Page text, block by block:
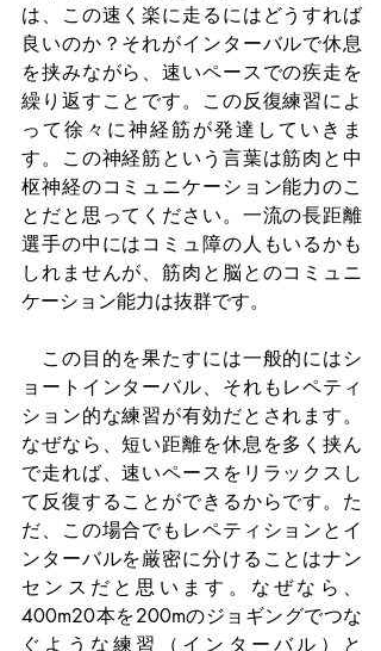
は、この速く楽に走るにはどうすれば
良いのか？それがインターバルで休息
を挟みながら、速いペースでの疾走を
繰り返すことです。この反復練習によ
って徐々に神経筋が発達していきま
す。この神経筋という言葉は筋肉と中
枢神経のコミュニケーション能力のこ
とだと思ってください。一流の長距離
選手の中にはコミュ障の人もいるかも
しれませんが、筋肉と脳とのコミュニ
ケーション能力は抜群です。
この目的を果たすには一般的にはシ
ョートインターバル、それもレペティ
ション的な練習が有効だとされます。
なぜなら、短い距離を休息を多く挟ん
で走れば、速いペースをリラックスし
て反復することができるからです。た
だ、この場合でもレペティションとイ
ンターバルを厳密に分けることはナン
センスだと思います。なぜなら、
400m20本を200mのジョギングでつな
ぐような練習（インターバル）と